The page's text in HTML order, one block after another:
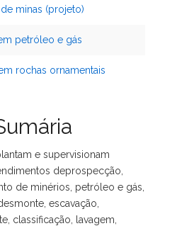
minas (projeto)
petróleo e gás
rochas ornamentais
e supervisionam
deprospecção,
de minérios, petróleo e gás,
escavação,
classificação, lavagem,